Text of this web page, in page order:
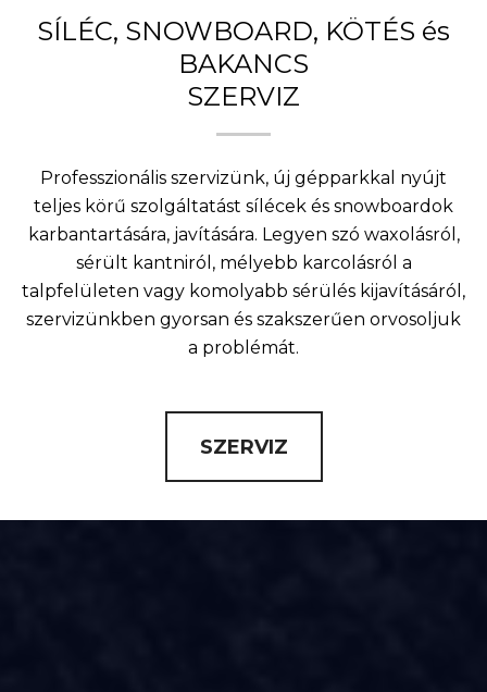
SÍLÉC, SNOWBOARD, KÖTÉS és
BAKANCS
SZERVIZ
Professzionális szervizünk, új gépparkkal nyújt
teljes körű szolgáltatást sílécek és snowboardok
karbantartására, javítására. Legyen szó waxolásról,
sérült kantniról, mélyebb karcolásról a
talpfelületen vagy komolyabb sérülés kijavításáról,
szervizünkben gyorsan és szakszerűen orvosoljuk
a problémát.
SZERVIZ